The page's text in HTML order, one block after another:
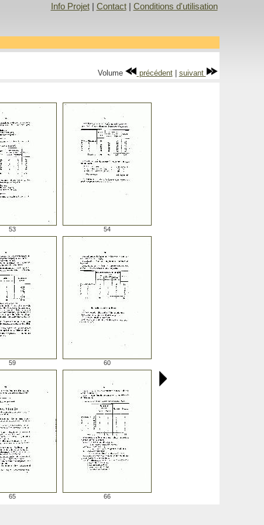
Info Projet| Contact| Conditions d'utilisation
Volume précédent| suivant
53 54
59 60
65 66